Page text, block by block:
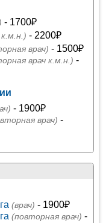
- 1700₽
к.м.н.) - 2200₽
врач) - 1500₽
врач к.м.н.) -
- 1900₽
врач) -
(врач) - 1900₽
(повторная врач) -